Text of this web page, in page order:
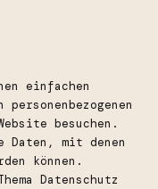
einfachen
besuchen.
Daten, mit denen
können.
Datenschutz